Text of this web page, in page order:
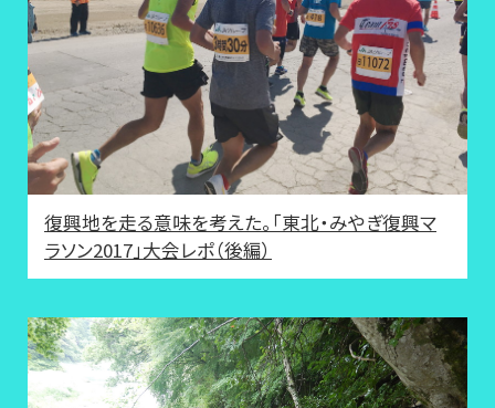
復興地を走る意味を考えた。「東北・みやぎ復興マ
ラソン2017」大会レポ（後編）